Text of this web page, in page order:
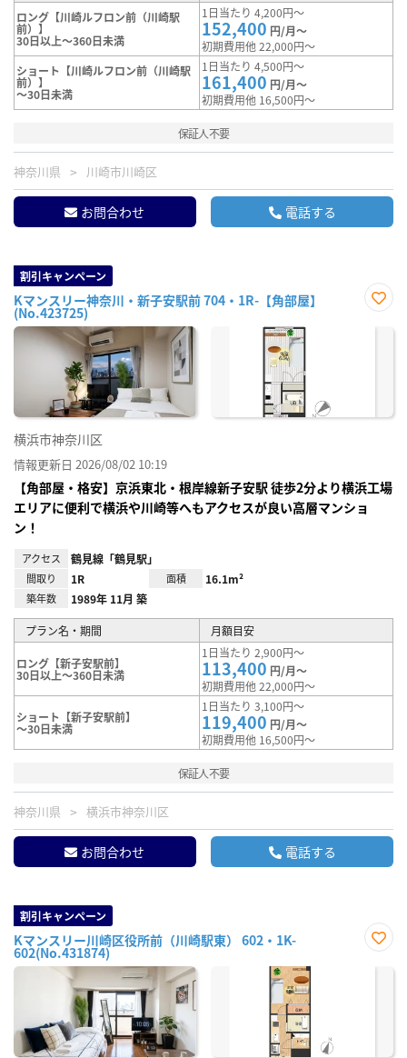
ロング【川崎ルフロン前（川崎駅
前）】
30日以上～360日未満
1日当たり 4,200円～
152,400 円/月～
初期費用他 22,000円～
ショート【川崎ルフロン前（川崎駅
前）】
～30日未満
1日当たり 4,500円～
161,400 円/月～
初期費用他 16,500円～
保証人不要
神奈川県 川崎市川崎区
お問合わせ 電話する
割引キャンペーン
Kマンスリー神奈川・新子安駅前 704・1R-【角部屋】
(No.423725)
に入
横浜市神奈川区
情報更新日 2026/08/02 10:19
【角部屋・格安】京浜東北・根岸線新子安駅 徒歩2分より横浜工場
エリアに便利で横浜や川崎等へもアクセスが良い高層マンショ
ン！
アクセス 鶴見線「鶴見駅」
間取り 1R 面積 16.1m²
築年数 1989年 11月 築
プラン名・期間 月額目安
ロング【新子安駅前】
30日以上～360日未満
1日当たり 2,900円～
113,400 円/月～
初期費用他 22,000円～
ショート【新子安駅前】
～30日未満
1日当たり 3,100円～
119,400 円/月～
初期費用他 16,500円～
保証人不要
神奈川県 横浜市神奈川区
お問合わせ 電話する
割引キャンペーン
Kマンスリー川崎区役所前（川崎駅東） 602・1K-
602(No.431874)
に入